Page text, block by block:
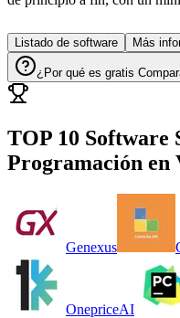
Listado de software Más
¿Por qué es gratis
TOP 10 Software
Programación en
Genexus
OnepriceAI